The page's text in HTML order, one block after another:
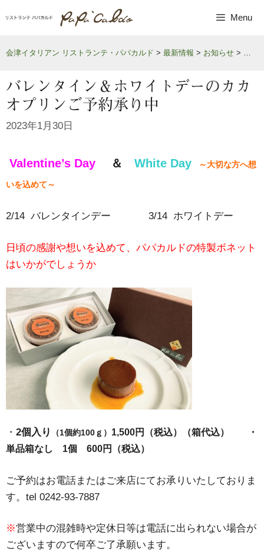
Menu
会津イタリアン リストランテ・パパカルド > 最新情報 > お知らせ > バレ
バレンタイン＆ホワイトデーのカカ
オプリンご予約承り中
2023年1月30日
Valentine’s Day ＆ White Day ～大切な方へ想
いを込めて～
2/14 バレンタインデー 3/14 ホワイトデー
日頃の感謝や想いを込めて、パパカルドの特製ボネット
はいかがでしょうか
・ 2個入り （1個約100ｇ） 1,500円（税込）（箱代込） ・
単品箱なし 1個 600円（税込）
ご予約はお電話またはご来店にてお承りいたしておりま
す。tel 0242-93-7887
※営業中の混雑時や定休日等は電話に出られない場合が
ございますので何卒ご了承願います。